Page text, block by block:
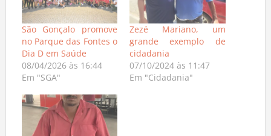
São Gonçalo promove
no Parque das Fontes o
Dia D em Saúde
08/04/2026 às 16:44
Em "SGA"
Zezé Mariano, um
grande exemplo de
cidadania
07/10/2024 às 11:47
Em "Cidadania"